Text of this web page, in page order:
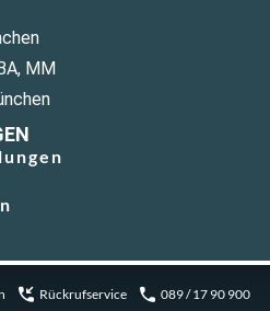
MM
Rückrufservice 089 / 17 90 900